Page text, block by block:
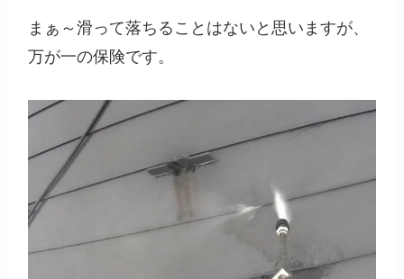
まぁ～滑って落ちることはないと思いますが、
万が一の保険です。